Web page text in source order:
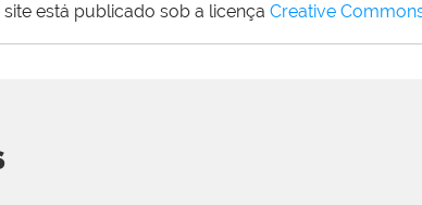
está publicado sob a licença Creative